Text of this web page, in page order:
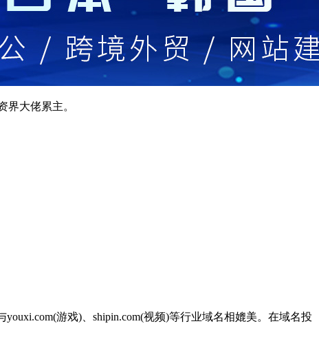
大佬累主。
游戏)、shipin.com(视频)等行业域名相媲美。在域名投